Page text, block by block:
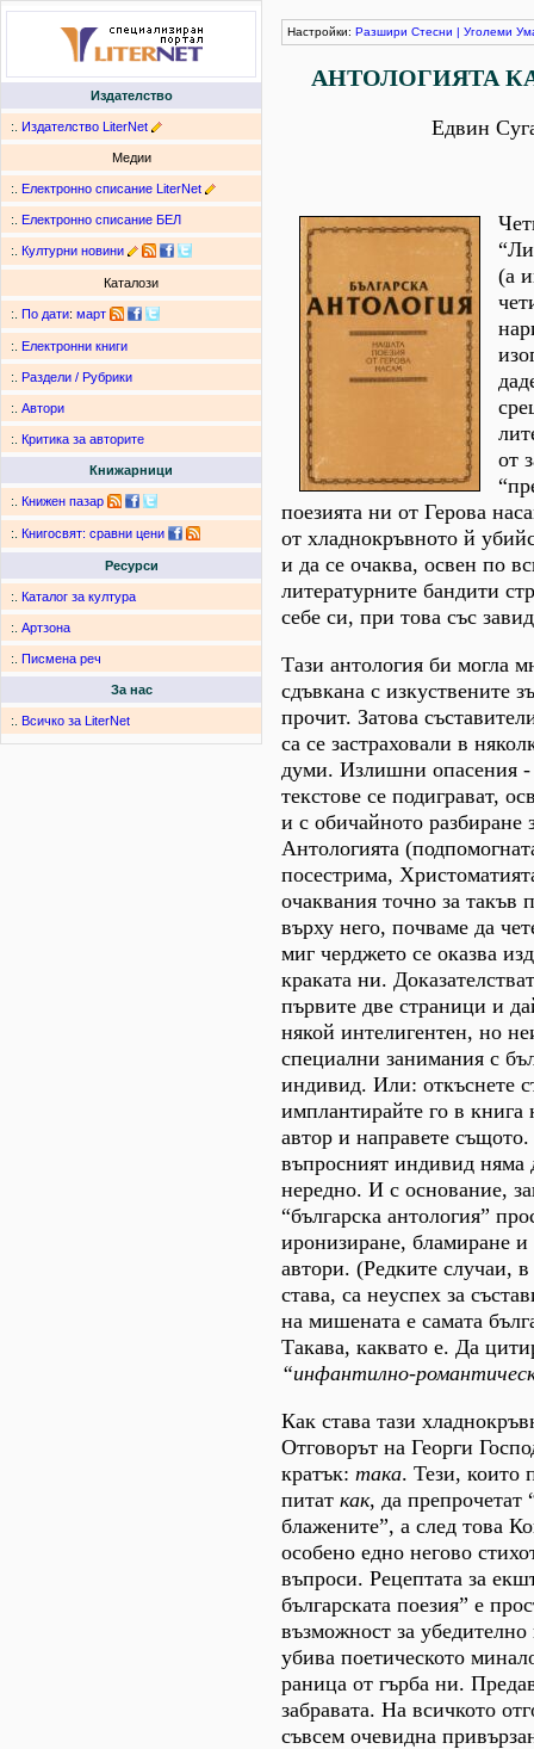
Издателство
:. Издателство LiterNet
Медии
:. Електронно списание LiterNet
:. Електронно списание БЕЛ
:. Културни новини
Каталози
:. По дати: март
:. Електронни книги
:. Раздели / Рубрики
:. Автори
:. Критика за авторите
Книжарници
:. Книжен пазар
:. Книгосвят: сравни цени
Ресурси
:. Каталог за култура
:. Артзона
:. Писмена реч
За нас
:. Всичко за LiterNet
Настройки: Разшири Стесни | Уголеми
АНТОЛОГИЯТА
Едвин
(а
от
поезията ни от Герова
от хладнокръвното й
и да се очаква, освен по
литературните бандити
себе си, при това със
Тази антология би могла
сдъвкана с изкуствените
прочит. Затова
са се застраховали в
думи. Излишни опасения -
текстове се подиграват,
и с обичайното разбиране
Антологията
посестрима,
очаквания точно за такъв
върху него, почваме да
миг черджето се оказва
краката ни.
първите две страници и
някой интелигентен, но
специални занимания с
индивид. Или: откъснете
имплантирайте го в
автор и направете
въпросният индивид няма
нередно. И с основание,
“българска антология”
иронизиране, бламиране
автори. (Редките случаи,
става, са неуспех за
на мишената е самата
Такава, каквато е. Да
“инфантилно-
Как става тази
Отговорът на Георги
кратък: така. Тези, които
питат как, да препрочетат
блажените”, а след това
особено едно негово
въпроси. Рецептата за
българската поезия” е
възможност за
убива поетическото
раница от гърба ни.
забравата. На всичкото
съвсем очевидна